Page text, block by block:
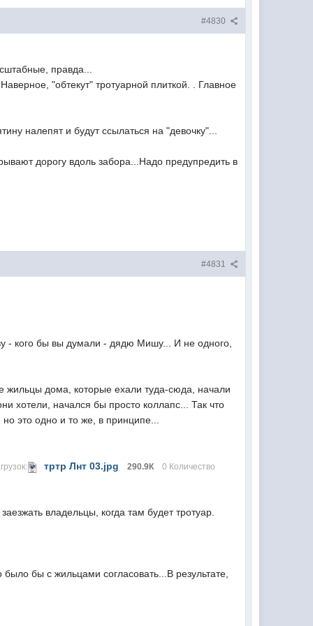
#4830
правда...
"обтекут" тротуарной плиткой. . Главное
налепят и будут ссылаться на "девочку"...
дорогу вдоль забора...Надо предупредить в
#4831
- кого бы вы думали - дядю Мишу... И не одного,
жильцы дома, которые ехали туда-сюда, начали
хотели, начался бы просто коллапс... Так что
это одно и то же, в принципе...
тртр Лнт 03.jpg 290.9К
0 Количество
владельцы, когда там будет тротуар.
бы с жильцами согласовать...В результате,